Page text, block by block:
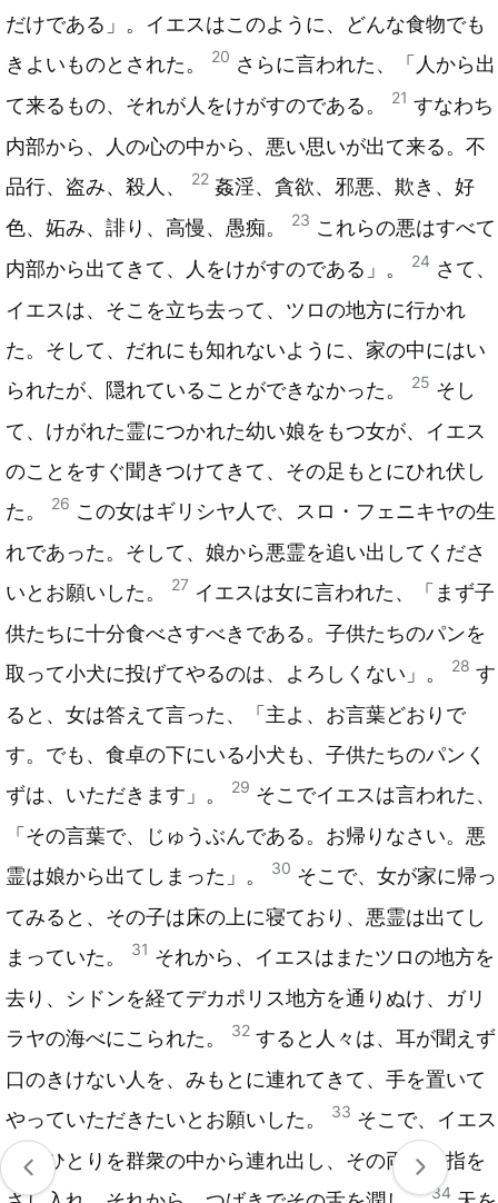
だけである」。イエスはこのように、どんな食物でも
きよいものとされた。
20 さらに言われた、「人から出
て来るもの、それが人をけがすのである。
21 すなわち
内部から、人の心の中から、悪い思いが出て来る。不
品行、盗み、殺人、
22 姦淫、貪欲、邪悪、欺き、好
色、妬み、誹り、高慢、愚痴。
23 これらの悪はすべて
内部から出てきて、人をけがすのである」。
24 さて、
イエスは、そこを立ち去って、ツロの地方に行かれ
た。そして、だれにも知れないように、家の中にはい
られたが、隠れていることができなかった。
25 そし
て、けがれた霊につかれた幼い娘をもつ女が、イエス
のことをすぐ聞きつけてきて、その足もとにひれ伏し
た。
26 この女はギリシヤ人で、スロ・フェニキヤの生
れであった。そして、娘から悪霊を追い出してくださ
いとお願いした。
27 イエスは女に言われた、「まず子
供たちに十分食べさすべきである。子供たちのパンを
取って小犬に投げてやるのは、よろしくない」。
28 す
ると、女は答えて言った、「主よ、お言葉どおりで
す。でも、食卓の下にいる小犬も、子供たちのパンく
ずは、いただきます」。
29 そこでイエスは言われた、
「その言葉で、じゅうぶんである。お帰りなさい。悪
霊は娘から出てしまった」。
30 そこで、女が家に帰っ
てみると、その子は床の上に寝ており、悪霊は出てし
まっていた。
31 それから、イエスはまたツロの地方を
去り、シドンを経てデカポリス地方を通りぬけ、ガリ
ラヤの海べにこられた。
32 すると人々は、耳が聞えず
口のきけない人を、みもとに連れてきて、手を置いて
やっていただきたいとお願いした。
33 そこで、イエス
は彼ひとりを群衆の中から連れ出し、その両耳に指を
34